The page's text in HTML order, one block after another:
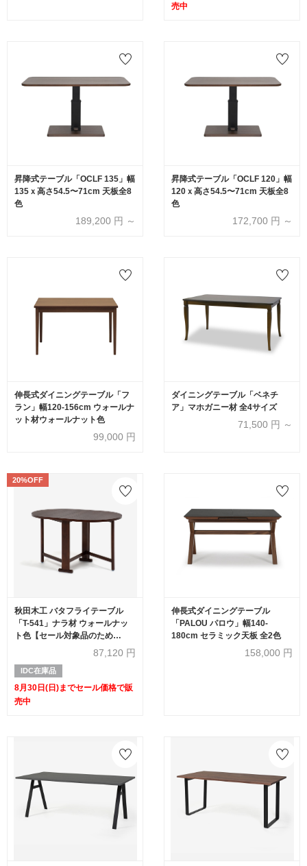
売中
昇降式テーブル「OCLF 135」幅
135ｘ高さ54.5〜71cm 天板全8
色
189,200 円 ～
昇降式テーブル「OCLF 120」幅
120ｘ高さ54.5〜71cm 天板全8
色
172,700 円 ～
伸長式ダイニングテーブル「フ
ラン」幅120-156cm ウォールナ
ット材ウォールナット色
99,000 円
ダイニングテーブル「ベネチ
ア」マホガニー材 全4サイズ
71,500 円 ～
20%OFF
秋田木工 バタフライテーブル
「T-541」ナラ材 ウォールナッ
ト色【セール対象品のため
87,120 円
IDC在庫品
8月30日(日)までセール価格で販
売中
伸長式ダイニングテーブル
「PALOU パロウ」幅140-
180cm セラミック天板 全2色
158,000 円